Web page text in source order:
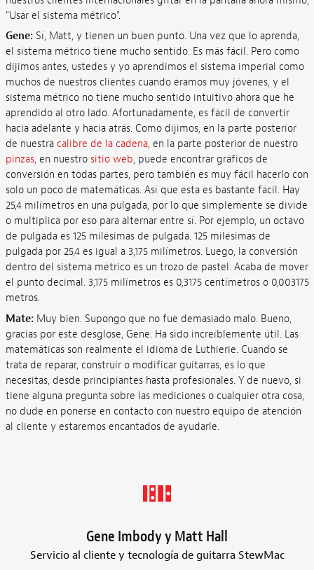
"Usar el sistema métrico".
Gene: Sí, Matt, y tienen un buen punto. Una vez que lo aprenda,
el sistema métrico tiene mucho sentido. Es más fácil. Pero como
dijimos antes, ustedes y yo aprendimos el sistema imperial como
muchos de nuestros clientes cuando éramos muy jóvenes, y el
sistema métrico no tiene mucho sentido intuitivo ahora que he
aprendido al otro lado. Afortunadamente, es fácil de convertir
hacia adelante y hacia atrás. Como dijimos, en la parte posterior
de nuestra calibre de la cadena, en la parte posterior de nuestro
pinzas, en nuestro sitio web, puede encontrar gráficos de
conversión en todas partes, pero también es muy fácil hacerlo con
solo un poco de matemáticas. Así que esta es bastante fácil. Hay
25,4 milímetros en una pulgada, por lo que simplemente se divide
o multiplica por eso para alternar entre sí. Por ejemplo, un octavo
de pulgada es 125 milésimas de pulgada. 125 milésimas de
pulgada por 25,4 es igual a 3,175 milímetros. Luego, la conversión
dentro del sistema métrico es un trozo de pastel. Acaba de mover
el punto decimal. 3,175 milímetros es 0,3175 centímetros o 0,003175
metros.
Mate: Muy bien. Supongo que no fue demasiado malo. Bueno,
gracias por este desglose, Gene. Ha sido increíblemente útil. Las
matemáticas son realmente el idioma de Luthierie. Cuando se
trata de reparar, construir o modificar guitarras, es lo que
necesitas, desde principiantes hasta profesionales. Y de nuevo, si
tiene alguna pregunta sobre las mediciones o cualquier otra cosa,
no dude en ponerse en contacto con nuestro equipo de atención
al cliente y estaremos encantados de ayudarle.
Gene Imbody y Matt Hall
Servicio al cliente y tecnología de guitarra StewMac